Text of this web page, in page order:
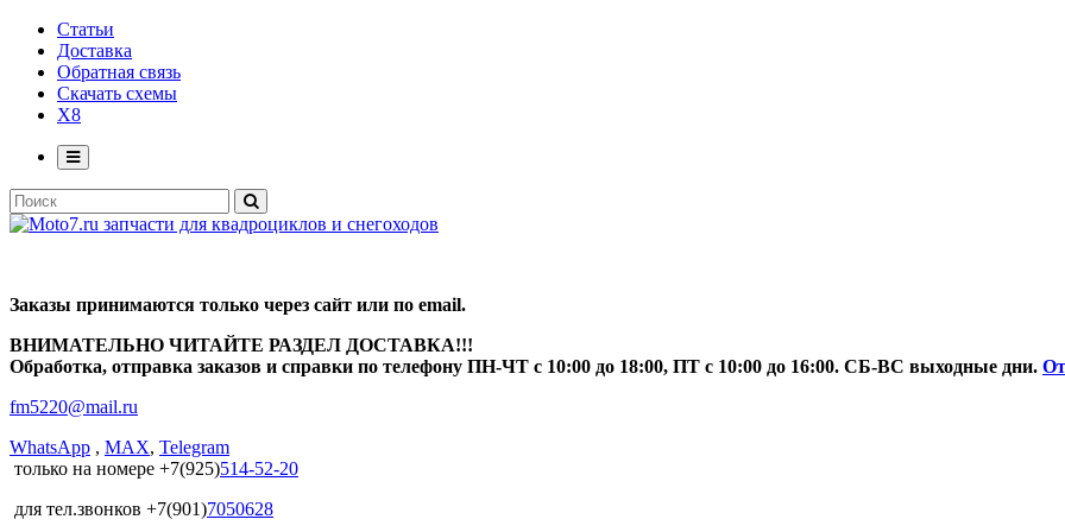
Статьи
Доставка
Обратная связь
Скачать схемы
X8
Заказы принимаются только через сайт или по email.
ВНИМАТЕЛЬНО ЧИТАЙТЕ РАЗДЕЛ ДОСТАВКА!!!
Обработка, отправка заказов и справки по телефону ПН-ЧТ с 10:00 до 18:00, ПТ с 10:00 до 16:00. СБ-ВС выходные дни.
fm5220@mail.ru
WhatsApp , MAX, Telegram
только на номере +7(925)514-52-20
для тел.звонков +7(901)7050628